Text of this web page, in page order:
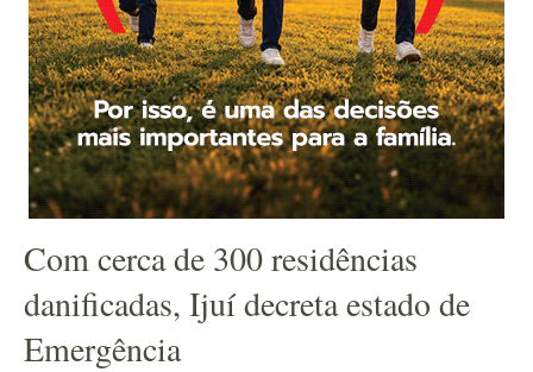
Com cerca de 300 residências
danificadas, Ijuí decreta estado de
Emergência